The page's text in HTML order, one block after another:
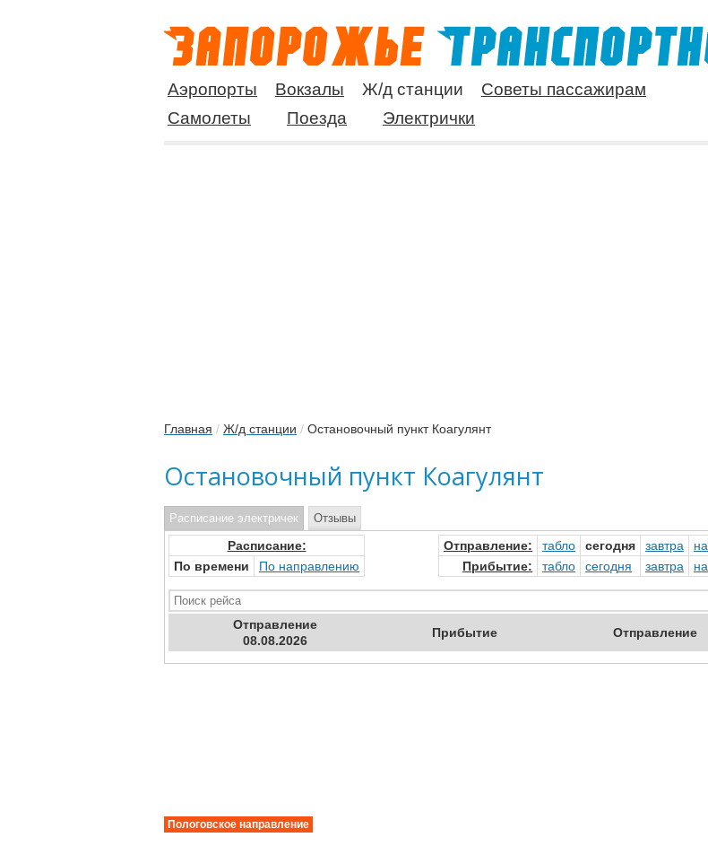
Аэропорты Вокзалы Ж/д станции
Советы пассажирам
Самолеты
Поезда Электрички
Главная / Ж/д станции / Остановочный пункт Коагулянт
Остановочный пункт Коагулянт
Расписание электричек
Расписание:
По времени
По направлению
Отправление: табло сегодня завтра на
Прибытие: табло сегодня завтра на
Отправление
08.08.2026
Прибытие Отправление
Отзывы
Пологовское направление